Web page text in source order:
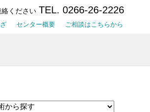
ください TEL. 0266-26-2226
センター概要 ご相談はこちらから